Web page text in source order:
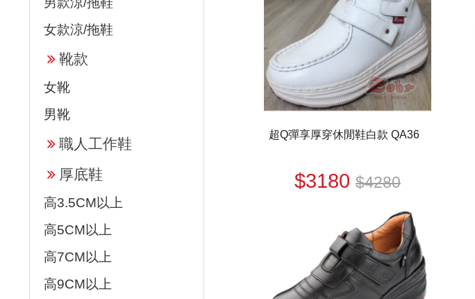
女款涼/拖鞋
靴款
女靴
男靴
職人工作鞋
厚底鞋
高3.5CM以上
高5CM以上
高7CM以上
高9CM以上
超Q彈享厚穿休閒鞋白款 QA36
$3180$4280